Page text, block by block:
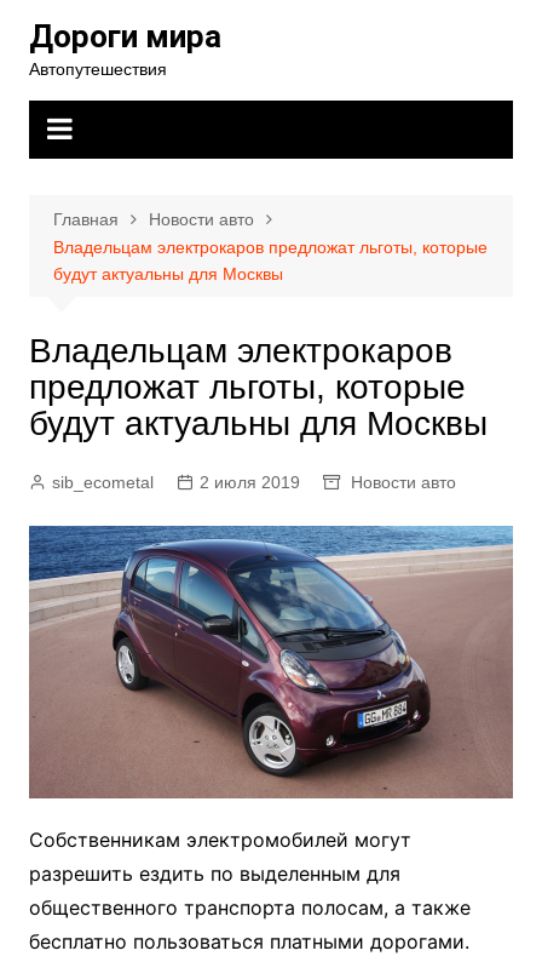
содержимому
Дороги мира
Автопутешествия
Главная
Новости авто
Владельцам электрокаров предложат льготы, которые
будут актуальны для Москвы
Владельцам электрокаров
предложат льготы, которые
будут актуальны для Москвы
sib_ecometal 2 июля 2019 Новости авто
Собственникам электромобилей могут
разрешить ездить по выделенным для
общественного транспорта полосам, а также
бесплатно пользоваться платными дорогами.